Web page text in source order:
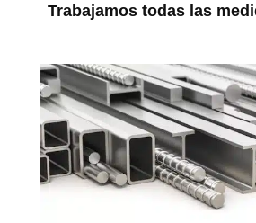
Trabajamos todas las